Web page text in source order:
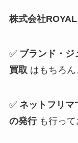
株式会社ROYAL
✅ ブランド・ジ
買取 はもちろん
✅ ネットフリマ
の発行も行って